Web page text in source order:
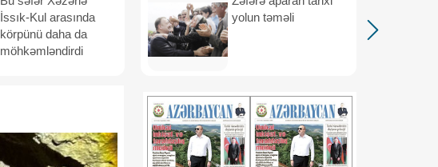
İssık-Kul arasında
körpünü daha da
möhkəmləndirdi
yolun təməli